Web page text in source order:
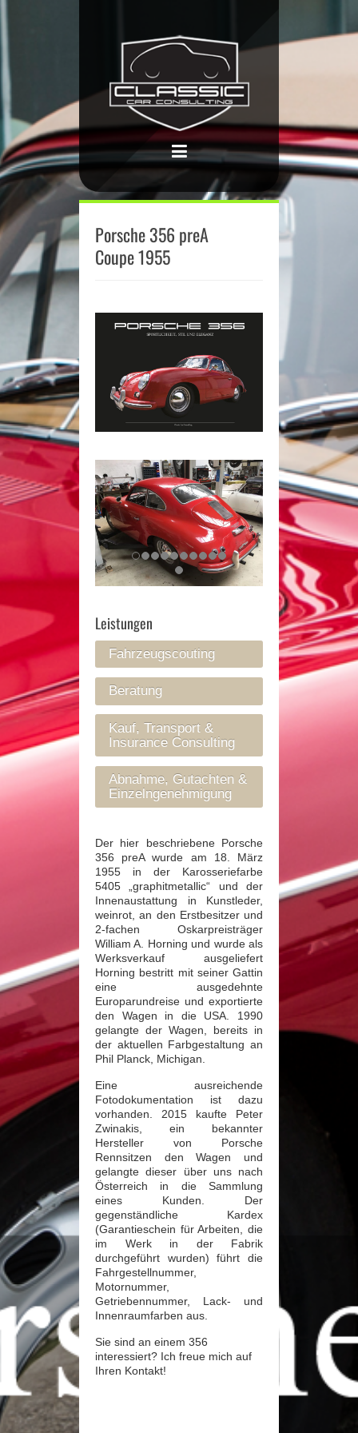
Porsche 356 preA
Coupe 1955
Leistungen
Fahrzeugscouting
Beratung
Kauf, Transport &
Insurance Consulting
Abnahme, Gutachten &
Einzelngenehmigung
Der hier beschriebene Porsche
356 preA wurde am 18. März
1955 in der Karosseriefarbe
5405 „graphitmetallic“ und der
Innenaustattung in Kunstleder,
weinrot, an den Erstbesitzer und
2-fachen Oskarpreisträger
William A. Horning und wurde als
Werksverkauf ausgeliefert
Horning bestritt mit seiner Gattin
eine ausgedehnte
Europarundreise und exportierte
den Wagen in die USA. 1990
gelangte der Wagen, bereits in
der aktuellen Farbgestaltung an
Phil Planck, Michigan.
Eine ausreichende
Fotodokumentation ist dazu
vorhanden. 2015 kaufte Peter
Zwinakis, ein bekannter
Hersteller von Porsche
Rennsitzen den Wagen und
gelangte dieser über uns nach
Österreich in die Sammlung
eines Kunden. Der
gegenständliche Kardex
(Garantieschein für Arbeiten, die
im Werk in der Fabrik
durchgeführt wurden) führt die
Fahrgestellnummer,
Motornummer,
Getriebennummer, Lack- und
Innenraumfarben aus.
Sie sind an einem 356
interessiert? Ich freue mich auf
Ihren Kontakt!